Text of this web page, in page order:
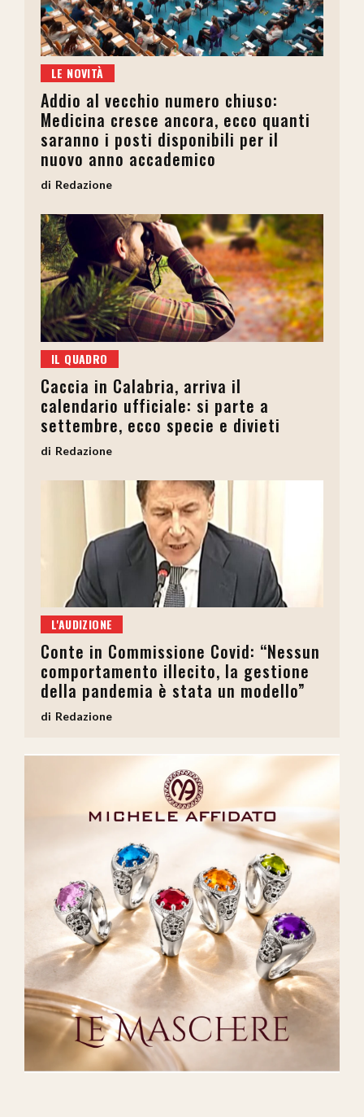
LE NOVITÀ
Addio al vecchio numero chiuso:
Medicina cresce ancora, ecco quanti
saranno i posti disponibili per il
nuovo anno accademico
Redazione
IL QUADRO
Caccia in Calabria, arriva il
calendario ufficiale: si parte a
settembre, ecco specie e divieti
Redazione
L'AUDIZIONE
Conte in Commissione Covid: “Nessun
comportamento illecito, la gestione
della pandemia è stata un modello”
Redazione